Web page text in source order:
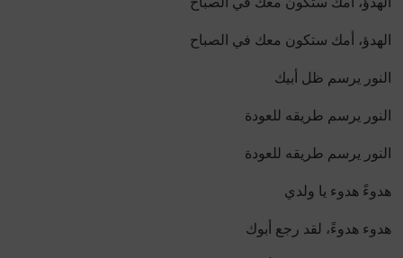
الهدؤ، أمك ستكون معك في الصباح
النور يرسم ظل أبيك
النور يرسم طريقه للعودة
النور يرسم طريقه للعودة
هدوءً هدوء يا ولدي
هدوء هدوءً، لقد رجع أبوك